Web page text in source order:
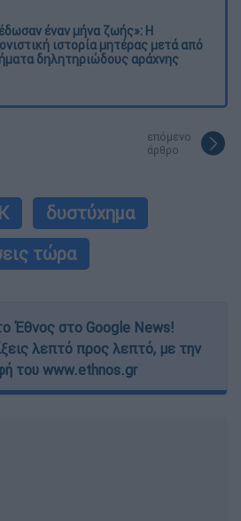
έναν μήνα ζωής»: Η
ιστορία μητέρας μετά από
δηλητηριώδους αράχνης
επόμενο
άρθρο
δυστύχημα
τώρα
Έθνος στο Google News!
λεπτό προς λεπτό, με την
του www.ethnos.gr